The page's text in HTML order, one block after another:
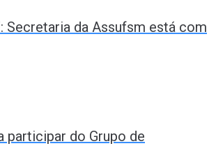
Secretaria da Assufsm está com
participar do Grupo de